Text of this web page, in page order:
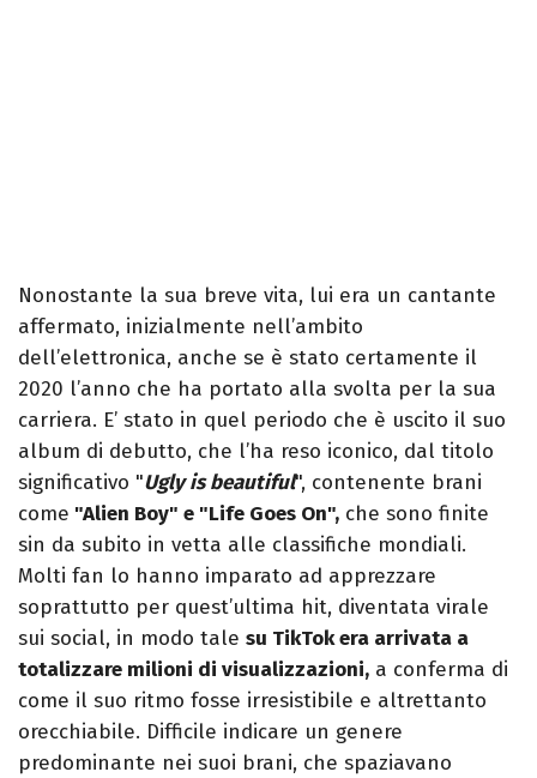
Nonostante la sua breve vita, lui era un cantante
affermato, inizialmente nell’ambito
dell’elettronica, anche se è stato certamente il
2020 l’anno che ha portato alla svolta per la sua
carriera. E’ stato in quel periodo che è uscito il suo
album di debutto, che l’ha reso iconico, dal titolo
significativo "Ugly is beautiful", contenente brani
come "Alien Boy" e "Life Goes On", che sono finite
sin da subito in vetta alle classifiche mondiali.
Molti fan lo hanno imparato ad apprezzare
soprattutto per quest’ultima hit, diventata virale
sui social, in modo tale su TikTok era arrivata a
totalizzare milioni di visualizzazioni, a conferma di
come il suo ritmo fosse irresistibile e altrettanto
orecchiabile. Difficile indicare un genere
predominante nei suoi brani, che spaziavano